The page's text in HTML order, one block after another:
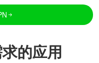
的应用